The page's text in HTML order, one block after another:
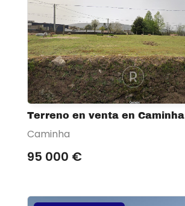
Terreno en venta en Caminha
Caminha
95 000 €